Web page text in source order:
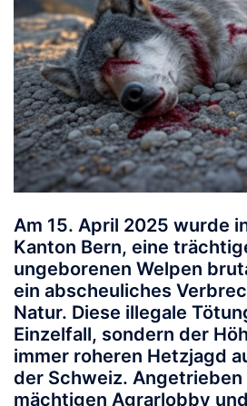
Am 15. April 2025 wurde
Kanton Bern, eine
ungeborenen Welpen
ein abscheuliches
Natur. Diese illegale
Einzelfall, sondern der
immer roheren Hetzjagd
der Schweiz. Angetrieben
mächtigen Agrarlobby